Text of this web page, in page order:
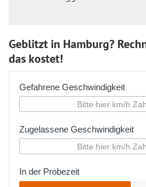
Geblitzt in Hamburg?
das kostet!